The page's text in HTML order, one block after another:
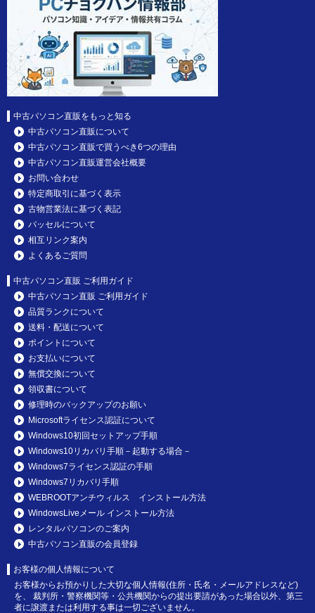
中古パソコン直販をもっと知る
中古パソコン直販について
中古パソコン直販で買うべき6つの理由
中古パソコン直販運営会社概要
お問い合わせ
特定商取引に基づく表示
古物営業法に基づく表記
パッセルについて
相互リンク案内
よくあるご質問
中古パソコン直販 ご利用ガイド
中古パソコン直販 ご利用ガイド
品質ランクについて
送料・配送について
ポイントについて
お支払いについて
無償交換について
領収書について
修理時のバックアップのお願い
Microsoftライセンス認証について
Windows10初回セットアップ手順
Windows10リカバリ手順－起動する場合－
Windows7ライセンス認証の手順
Windows7リカバリ手順
WEBROOTアンチウィルス インストール方法
WindowsLiveメール インストール方法
レンタルパソコンのご案内
中古パソコン直販の会員登録
お客様の個人情報について
お客様からお預かりした大切な個人情報(住所・氏名・メールアドレスなど)
を、 裁判所・警察機関等・公共機関からの提出要請があった場合以外、第三
者に譲渡または利用する事は一切ございません。